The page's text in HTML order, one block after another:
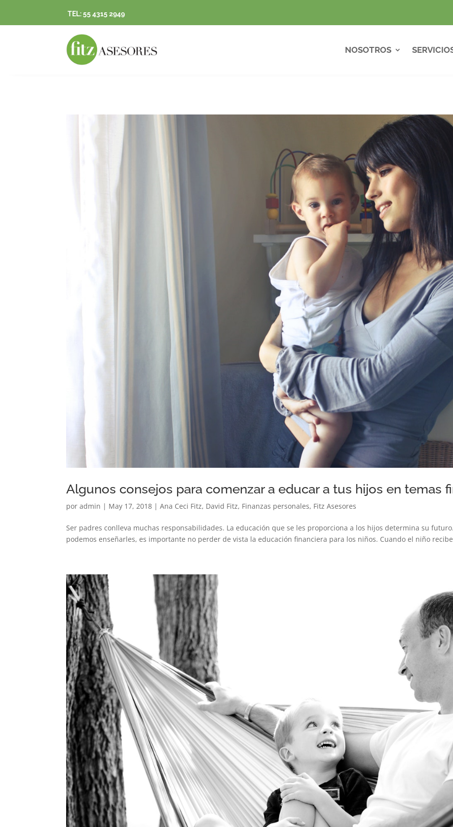
TEL: 55 4315 2949
NOSOTROS
Algunos consejos para comenzar a educar a tus hijos en temas
poradmin | May 17, 2018 |Ana Ceci Fitz, David Fitz, Finanzas personales, Fitz Asesores
Ser padres conlleva muchas responsabilidades. La educación que se les proporciona a los hijos determina su
podemos enseñarles, es importante no perder de vista la educación financiera para los niños. Cuando el niño